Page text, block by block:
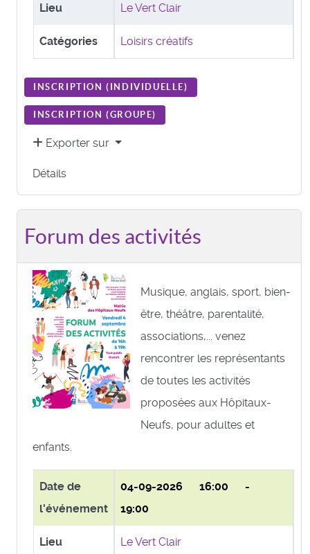
Lieu Le Vert Clair
Catégories Loisirs créatifs
INSCRIPTION ( INDIVIDUELLE)
INSCRIPTION (GROUPE)
Exporter sur
Détails
Forum des activités
Musique, anglais, sport, bien-
être, théâtre, parentalité,
associations,... venez
rencontrer les représentants
de toutes les activités
proposées aux Hôpitaux-
Neufs, pour adultes et
enfants.
Date de
l'événement
04-09-2026 16:00 -
19:00
Lieu Le Vert Clair